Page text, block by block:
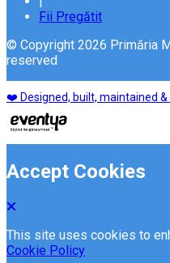
Fii Pregătit
© Copyright 2026 Primăria
reserved
❤️ Designed, built, maintained &
Accept Cookies
This site uses cookies to
Cookie Policy